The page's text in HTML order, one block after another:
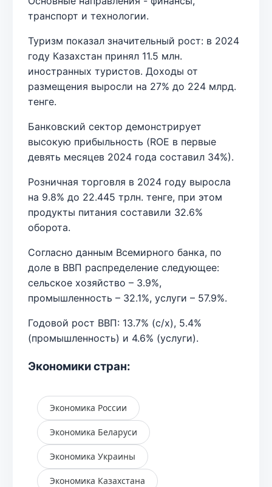
транспорт и технологии.
Туризм показал значительный рост: в 2024
году Казахстан принял 11.5 млн.
иностранных туристов. Доходы от
размещения выросли на 27% до 224 млрд.
тенге.
Банковский сектор демонстрирует
высокую прибыльность (ROE в первые
девять месяцев 2024 года составил 34%).
Розничная торговля в 2024 году выросла
на 9.8% до 22.445 трлн. тенге, при этом
продукты питания составили 32.6%
оборота.
Согласно данным Всемирного банка, по
доле в ВВП распределение следующее:
сельское хозяйство – 3.9%,
промышленность – 32.1%, услуги – 57.9%.
Годовой рост ВВП: 13.7% (с/х), 5.4%
(промышленность) и 4.6% (услуги).
Экономики стран:
Экономика России
Экономика Беларуси
Экономика Украины
Экономика Казахстана